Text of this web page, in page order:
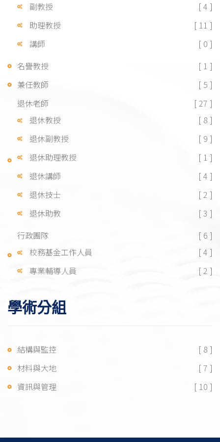
副教授
[ 4 ]
助理教授
[ 11 ]
講師
[ 0 ]
名譽教授
[ 1 ]
兼任教師
[ 5 ]
退休老師
[ 27 ]
退休教授
[ 8 ]
退休副教授
[ 9 ]
退休助理教授
[ 1 ]
退休講師
[ 4 ]
退休技士
[ 2 ]
退休助教
[ 3 ]
行政團隊
[ 6 ]
校務基金工作人員
[ 4 ]
專業輔導人員
[ 2 ]
學術分組
結構與監控
[ 8 ]
材料與大地
[ 7 ]
資訊與管理
[ 10 ]